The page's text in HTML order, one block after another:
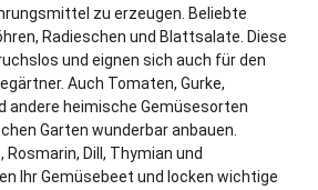
zu erzeugen. Beliebte
Radieschen und Blattsalate. Diese
und eignen sich auch für den
Auch Tomaten, Gurke,
andere heimische Gemüsesorten
Garten wunderbar anbauen.
Rosmarin, Dill, Thymian und
Ihr Gemüsebeet und locken wichtige